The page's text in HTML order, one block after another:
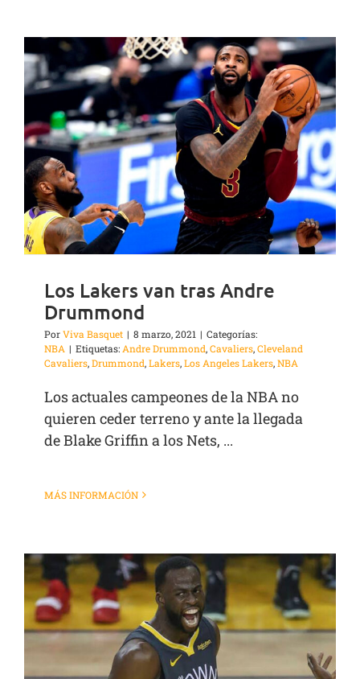
Los Lakers van tras Andre
Drummond
PorViva Basquet | 8 marzo, 2021 | Categorías:
NBA | Etiquetas: Andre Drummond,Cavaliers,Cleveland
Cavaliers,Drummond,Lakers,Los Angeles Lakers,NBA
Los actuales campeones de la NBA no
quieren ceder terreno y ante la llegada
de Blake Griffin a los Nets, ...
MÁS INFORMACIÓN